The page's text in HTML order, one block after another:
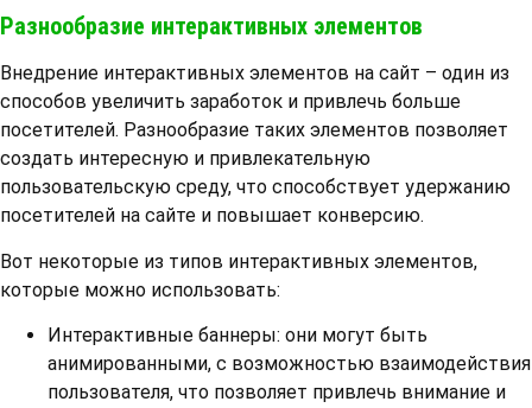
Разнообразие интерактивных элементов
Внедрение интерактивных элементов на сайт – один из
способов увеличить заработок и привлечь больше
посетителей. Разнообразие таких элементов позволяет
создать интересную и привлекательную
пользовательскую среду, что способствует удержанию
посетителей на сайте и повышает конверсию.
Вот некоторые из типов интерактивных элементов,
которые можно использовать:
Интерактивные баннеры: они могут быть
анимированными, с возможностью взаимодействия
пользователя, что позволяет привлечь внимание и